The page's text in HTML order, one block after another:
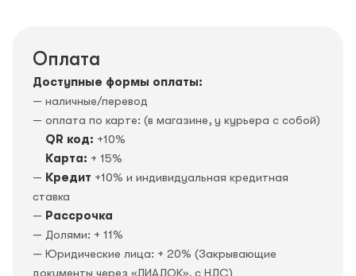
Оплата
Доступные формы оплаты:
— наличные/перевод
— оплата по карте: (в магазине, у курьера с собой)
QR код: +10%
Карта: + 15%
— Кредит +10% и индивидуальная кредитная
ставка
— Рассрочка
— Долями: + 11%
— Юридические лица: + 20% (Закрывающие
документы через «ДИАДОК», c НДС)